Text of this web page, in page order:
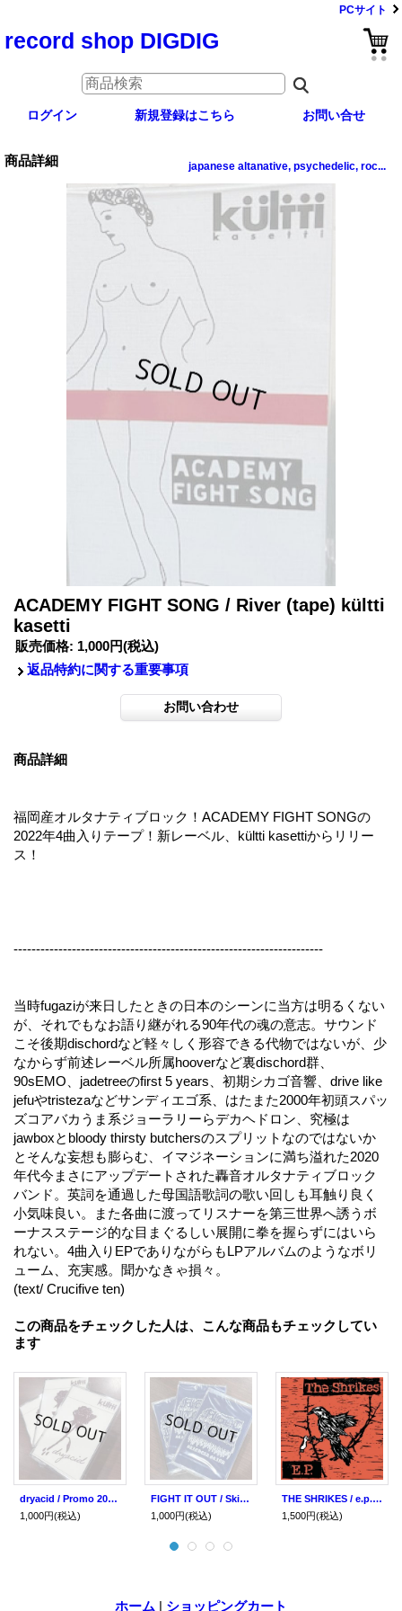
PCサイト
record shop DIGDIG
ログイン 新規登録はこちら お問い合せ
商品詳細 japanese altanative, psychedelic, roc...
ACADEMY FIGHT SONG / River (tape) kültti
kasetti
販売価格: 1,000円(税込)
返品特約に関する重要事項
商品詳細
福岡産オルタナティブロック！ACADEMY FIGHT SONGの
2022年4曲入りテープ！新レーベル、kültti kasettiからリリー
ス！
---------------------------------------------------------------------
当時fugaziが来日したときの日本のシーンに当方は明るくない
が、それでもなお語り継がれる90年代の魂の意志。サウンド
こそ後期dischordなど軽々しく形容できる代物ではないが、少
なからず前述レーベル所属hooverなど裏dischord群、
90sEMO、jadetreeのfirst 5 years、初期シカゴ音響、drive like
jefuやtristezaなどサンディエゴ系、はたまた2000年初頭スパッ
ズコアバカうま系ジョーラリーらデカヘドロン、究極は
jawboxとbloody thirsty butchersのスプリットなのではないか
とそんな妄想も膨らむ、イマジネーションに満ち溢れた2020
年代今まさにアップデートされた轟音オルタナティブロック
バンド。英詞を通過した母国語歌詞の歌い回しも耳触り良く
小気味良い。また各曲に渡ってリスナーを第三世界へ誘うボ
ーナスステージ的な目まぐるしい展開に拳を握らずにはいら
れない。4曲入りEPでありながらもLPアルバムのようなボリ
ューム、充実感。聞かなきゃ損々。
(text/ Crucifive ten)
この商品をチェックした人は、こんな商品もチェックしてい
ます
dryacid / Promo 2023 (tape) kültti kasetti
1,000円(税込)
FIGHT IT OUT / Skinhead grind (tape) Bowl head inc.
1,000円(税込)
THE SHRIKES / e.p. (7ep) Self
1,500円(税込)
ホーム | ショッピングカート